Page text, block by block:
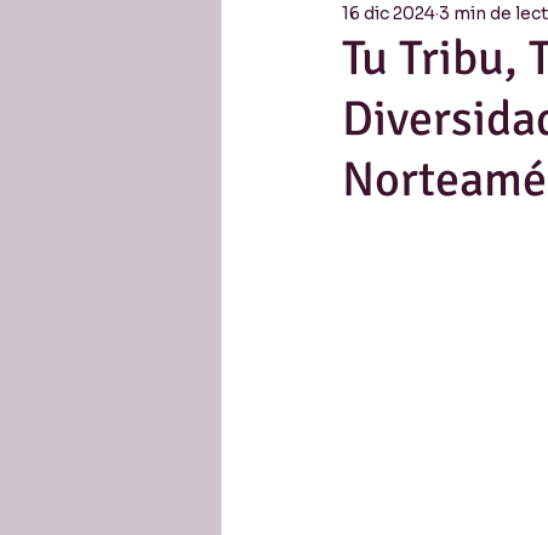
Methodology / Metodología
Resources / Recursos
Tu Tribu,
16 dic 20243 min de